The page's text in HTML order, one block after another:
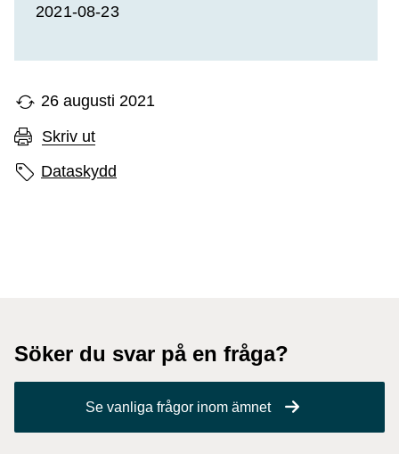
2021-08-23
26 augusti 2021
Skriv ut
Sidans etiketter
Dataskydd
Söker du svar på en fråga?
Se vanliga frågor inom ämnet